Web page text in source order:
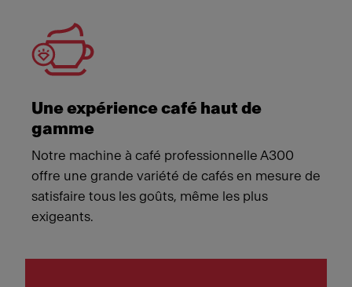
Une expérience café haut de
gamme
Notre machine à café professionnelle A300
offre une grande variété de cafés en mesure de
satisfaire tous les goûts, même les plus
exigeants.